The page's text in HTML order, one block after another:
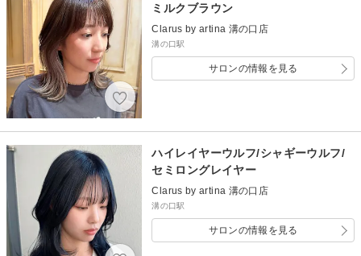
ミルクブラウン
Clarus by artina 溝の口店
溝の口駅
サロンの情報を見る
ハイレイヤーウルフ/シャギーウルフ/
セミロングレイヤー
Clarus by artina 溝の口店
溝の口駅
サロンの情報を見る